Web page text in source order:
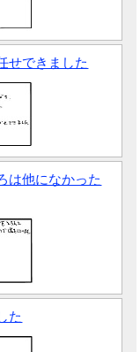
せできました
は他になかった
た